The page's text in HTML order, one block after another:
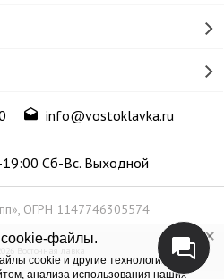
cookie-файлы.
cookie и другие технологии для
анализа использования наших
info@vostoklavka.ru
Сб-Вс. Выходной
ОГРН 1147746305574